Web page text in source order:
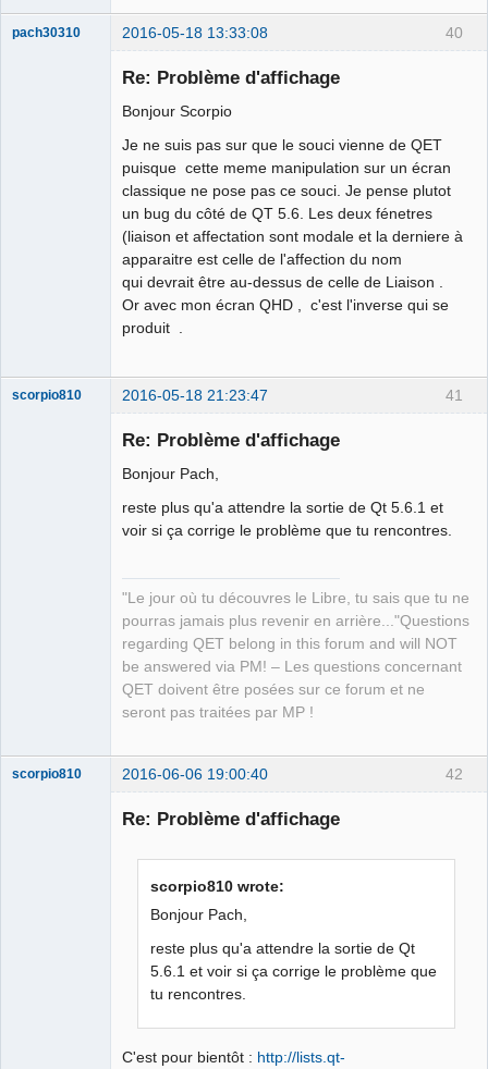
40
pach30310 2016-05-18 13:33:08
Re: Problème d'affichage
Bonjour Scorpio
Je ne suis pas sur que le souci vienne de QET
puisque cette meme manipulation sur un écran
classique ne pose pas ce souci. Je pense plutot
un bug du côté de QT 5.6. Les deux fénetres
(liaison et affectation sont modale et la derniere à
apparaitre est celle de l'affection du nom
qui devrait être au-dessus de celle de Liaison .
Or avec mon écran QHD , c'est l'inverse qui se
produit .
41
scorpio810 2016-05-18 21:23:47
Re: Problème d'affichage
Bonjour Pach,
reste plus qu'a attendre la sortie de Qt 5.6.1 et
voir si ça corrige le problème que tu rencontres.
"Le jour où tu découvres le Libre, tu sais que tu ne
pourras jamais plus revenir en arrière..."Questions
regarding QET belong in this forum and will NOT
be answered via PM! – Les questions concernant
QET doivent être posées sur ce forum et ne
seront pas traitées par MP !
42
scorpio810 2016-06-06 19:00:40
Re: Problème d'affichage
scorpio810 wrote:
Bonjour Pach,
reste plus qu'a attendre la sortie de Qt
5.6.1 et voir si ça corrige le problème que
tu rencontres.
C'est pour bientôt : http://lists.qt-